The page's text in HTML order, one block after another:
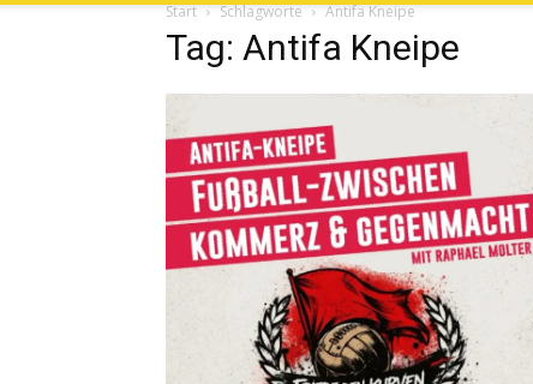
Start Schlagworte Antifa Kneipe
Tag: Antifa Kneipe